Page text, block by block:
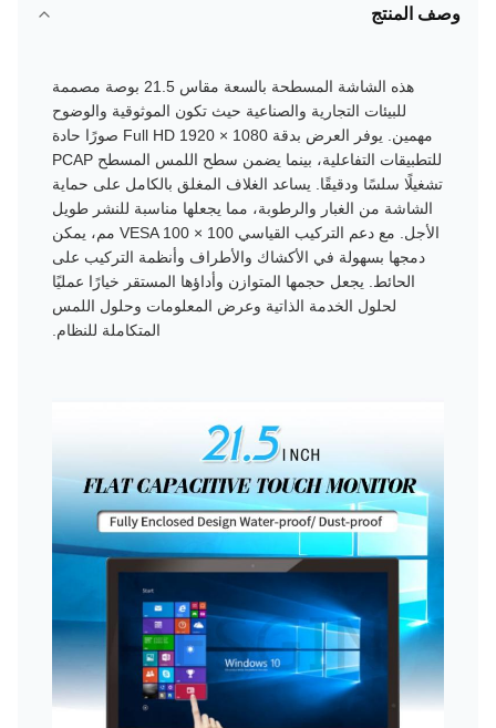
وصف المنتج
هذه الشاشة المسطحة بالسعة مقاس 21.5 بوصة مصممة
للبيئات التجارية والصناعية حيث تكون الموثوقية والوضوح
مهمين. يوفر العرض بدقة Full HD 1920 × 1080 صورًا حادة
للتطبيقات التفاعلية، بينما يضمن سطح اللمس المسطح PCAP
تشغيلًا سلسًا ودقيقًا. يساعد الغلاف المغلق بالكامل على حماية
الشاشة من الغبار والرطوبة، مما يجعلها مناسبة للنشر طويل
الأجل. مع دعم التركيب القياسي VESA 100 × 100 مم، يمكن
دمجها بسهولة في الأكشاك والأطراف وأنظمة التركيب على
الحائط. يجعل حجمها المتوازن وأداؤها المستقر خيارًا عمليًا
لحلول الخدمة الذاتية وعرض المعلومات وحلول اللمس
المتكاملة للنظام.